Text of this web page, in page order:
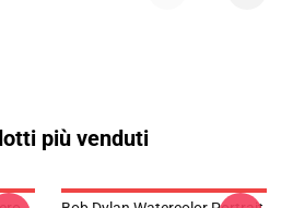
più venduti